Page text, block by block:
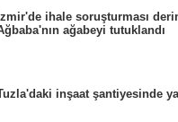
ihale soruşturması
ağabeyi tutuklandı
inşaat şantiyesinde